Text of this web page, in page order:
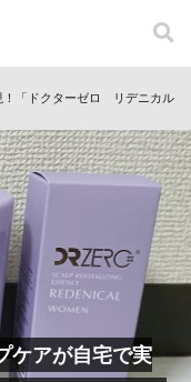
！「ドクターゼロ リデニカル
ケアが自宅で実